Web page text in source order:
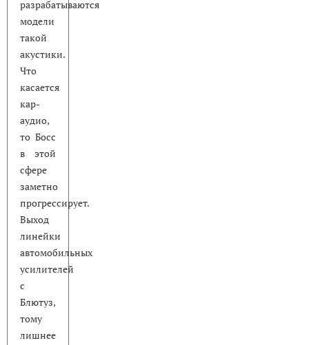
разрабатываются
модели
такой
акустики.
Что
касается
кар-
аудио,
то Босс
в этой
сфере
заметно
прогрессирует.
Выход
линейки
автомобильных
усилителей
с
Блютуз,
тому
лишнее